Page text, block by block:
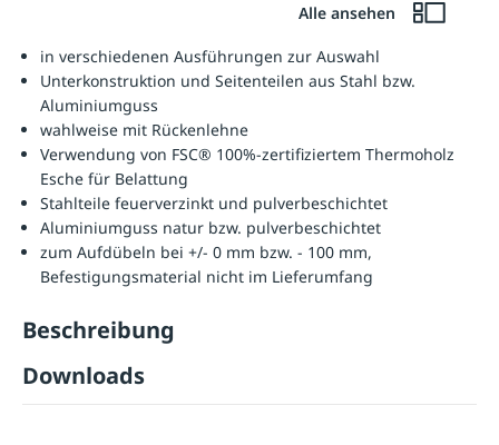
Alle ansehen
in verschiedenen Ausführungen zur Auswahl
Unterkonstruktion und Seitenteilen aus Stahl bzw.
Aluminiumguss
wahlweise mit Rückenlehne
Verwendung von FSC® 100%-zertifiziertem Thermoholz
Esche für Belattung
Stahlteile feuerverzinkt und pulverbeschichtet
Aluminiumguss natur bzw. pulverbeschichtet
zum Aufdübeln bei +/- 0 mm bzw. - 100 mm,
Befestigungsmaterial nicht im Lieferumfang
Beschreibung
Downloads